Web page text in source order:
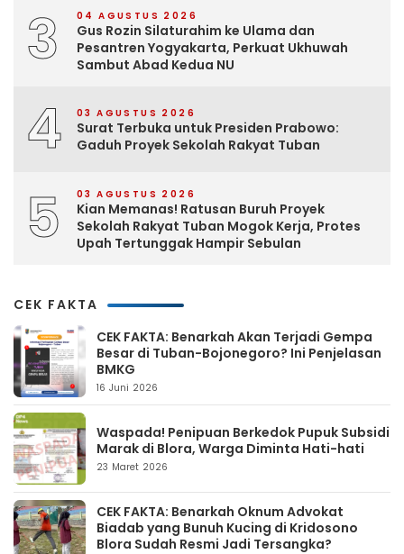
3 04 AGUSTUS 2026
Gus Rozin Silaturahim ke Ulama dan
Pesantren Yogyakarta, Perkuat Ukhuwah
Sambut Abad Kedua NU
4 03 AGUSTUS 2026
Surat Terbuka untuk Presiden Prabowo:
Gaduh Proyek Sekolah Rakyat Tuban
5 03 AGUSTUS 2026
Kian Memanas! Ratusan Buruh Proyek
Sekolah Rakyat Tuban Mogok Kerja, Protes
Upah Tertunggak Hampir Sebulan
CEK FAKTA
CEK FAKTA: Benarkah Akan Terjadi Gempa
Besar di Tuban-Bojonegoro? Ini Penjelasan
BMKG
16 Juni 2026
Waspada! Penipuan Berkedok Pupuk Subsidi
Marak di Blora, Warga Diminta Hati-hati
23 Maret 2026
CEK FAKTA: Benarkah Oknum Advokat
Biadab yang Bunuh Kucing di Kridosono
Blora Sudah Resmi Jadi Tersangka?